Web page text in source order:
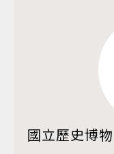
國立歷史博